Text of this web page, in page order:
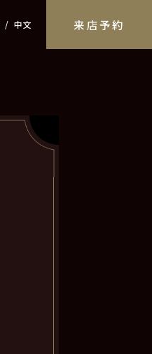
来店予約
中文